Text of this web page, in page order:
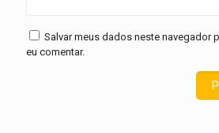
Salvar meus dados neste navegador
eu comentar.